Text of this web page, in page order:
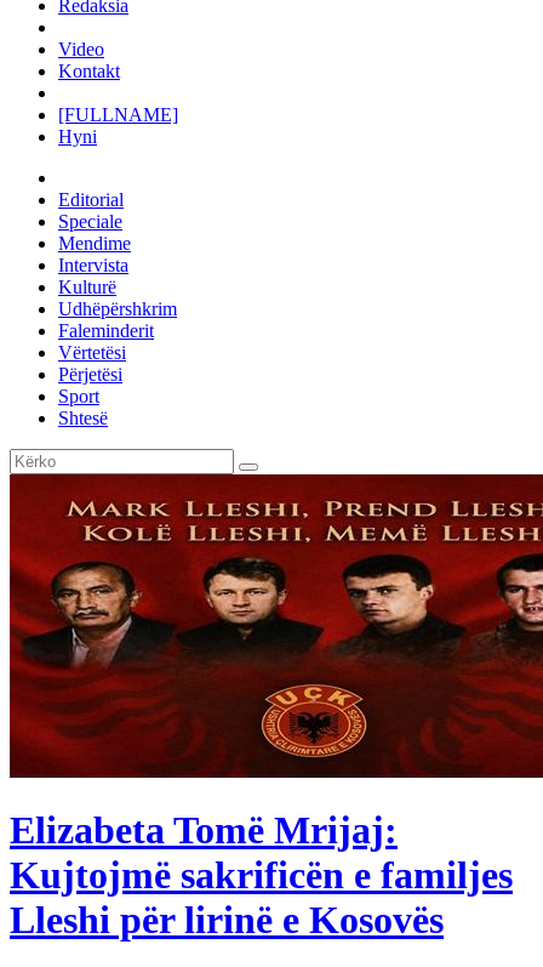
Redaksia
Video
Kontakt
[FULLNAME]
Hyni
Editorial
Speciale
Mendime
Intervista
Kulturë
Udhëpërshkrim
Faleminderit
Vërtetësi
Përjetësi
Sport
Shtesë
Elizabeta Tomë Mrijaj:
Kujtojmë sakrificën e familjes
Lleshi për lirinë e Kosovës